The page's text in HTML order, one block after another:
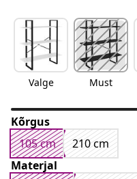
Valge Must
Kõrgus
105 cm
210 cm
Materjal